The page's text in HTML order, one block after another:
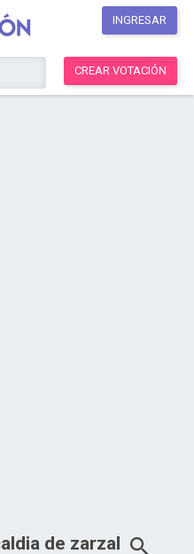
INGRESAR
CREAR VOTACIÓN